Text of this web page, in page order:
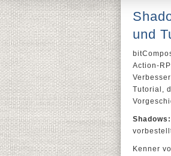
und
Action-
Tutorial,
Kenner